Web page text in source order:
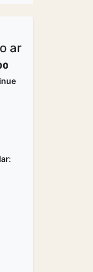
ar